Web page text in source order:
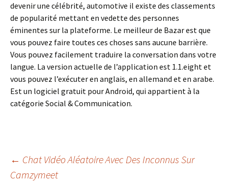
devenir une célébrité, automotive il existe des classements
de popularité mettant en vedette des personnes
éminentes sur la plateforme. Le meilleur de Bazar est que
vous pouvez faire toutes ces choses sans aucune barrière.
Vous pouvez facilement traduire la conversation dans votre
langue. La version actuelle de l’application est 1.1.eight et
vous pouvez l’exécuter en anglais, en allemand et en arabe.
Est un logiciel gratuit pour Android, qui appartient à la
catégorie Social & Communication.
Beitrags-
← Chat Vidéo Aléatoire Avec Des Inconnus Sur
Camzymeet